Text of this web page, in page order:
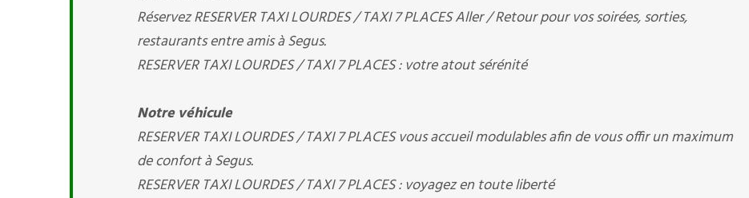
Réservez RESERVER TAXI LOURDES / TAXI 7 PLACES Aller / Retour pour vos soirées, sorties,
restaurants entre amis à Segus.
RESERVER TAXI LOURDES / TAXI 7 PLACES : votre atout sérénité
Notre véhicule
RESERVER TAXI LOURDES / TAXI 7 PLACES vous accueil modulables afin de vous offir un maximum
de confort à Segus.
RESERVER TAXI LOURDES / TAXI 7 PLACES : voyagez en toute liberté